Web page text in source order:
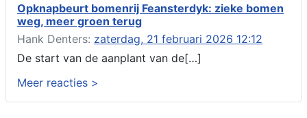
Verlening omgevingsvergunning, veranderen van twee
bruggen (renovatie), ljouwerterdyk nabij nummer 6 Akkrum
Verlening ontheffing geluid, heechein Akkrum
Melding milieubelastende activiteit aanleggen gesloten
bodemenergiesysteem, it weidl?n 14, 8491 da Akkrum
Omgevingsvergunning wateractiviteit wf-999662 aanleggen
Opknapbeurt bomenrij Feansterdyk: zieke bomen
weg, meer groen terug
Hank Denters: zaterdag, 21 februari 2026 12:12
De start van de aanplant van de[…]
Meer reacties >